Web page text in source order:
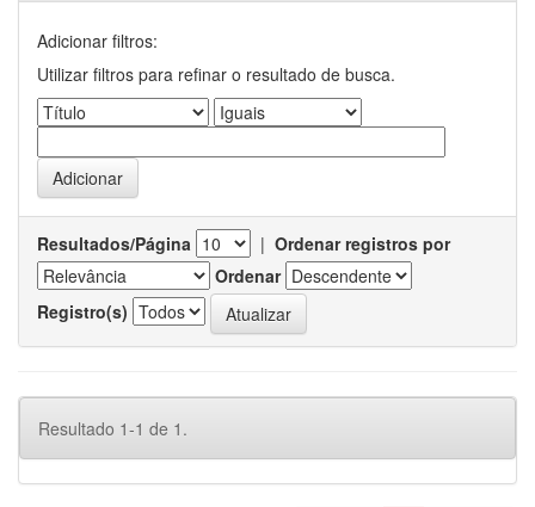
Adicionar filtros:
Utilizar filtros para refinar o resultado de busca.
Resultados/Página | Ordenar registros por
Ordenar
Registro(s)
Resultado 1-1 de 1.